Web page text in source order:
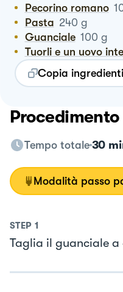
Pecorino romano
Pasta 240 g
Guanciale 100 g
Tuorli e un uovo
Copia ingredienti
Procedimento
Tempo totale 30
Modalità passo
STEP 1
Taglia il guanciale